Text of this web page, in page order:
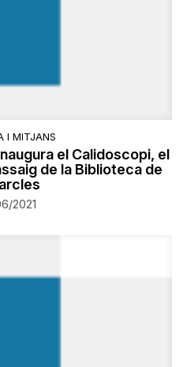
I MITJANS
el Calidoscopi, el
de la Biblioteca de
2021